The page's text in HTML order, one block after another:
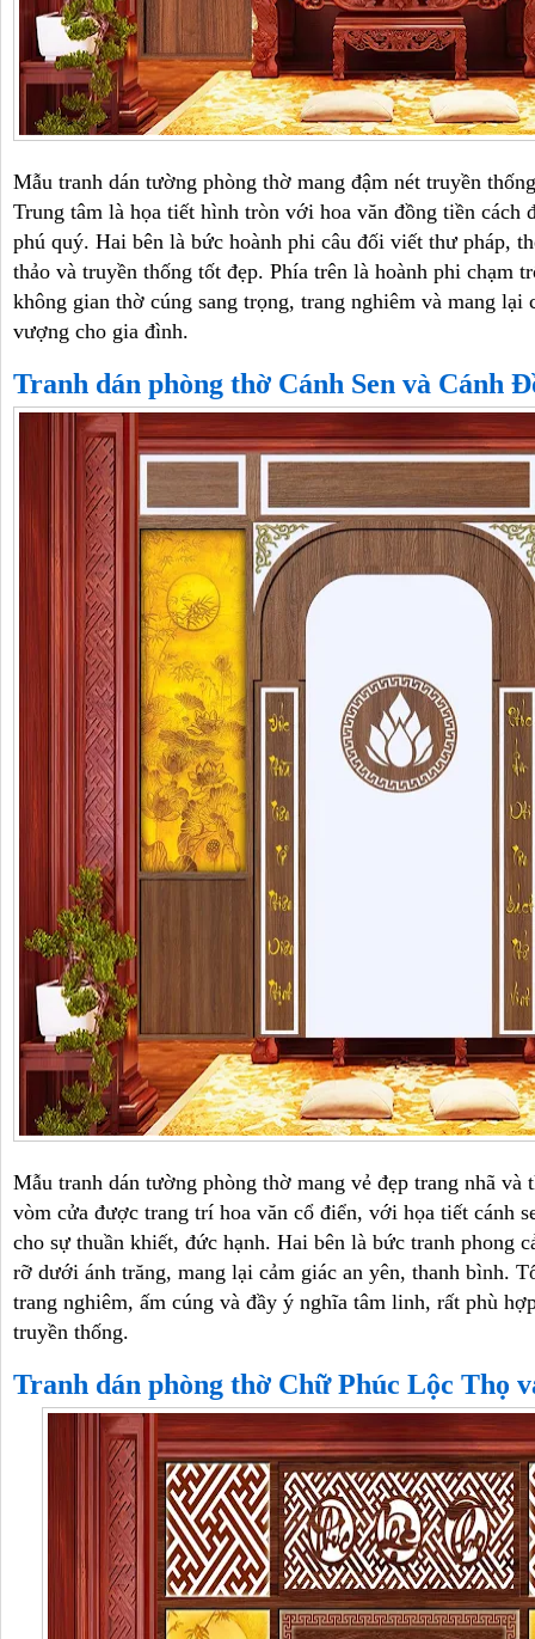
Mẫu tranh dán tường phòng thờ mang đậm nét truyền
Trung tâm là họa tiết hình tròn với hoa văn đồng tiền cách
phú quý. Hai bên là bức hoành phi câu đối viết thư pháp,
thảo và truyền thống tốt đẹp. Phía trên là hoành phi chạm
không gian thờ cúng sang trọng, trang nghiêm và mang lại
vượng cho gia đình.
Tranh dán phòng thờ Cánh Sen và Cánh
Mẫu tranh dán tường phòng thờ mang vẻ đẹp trang nhã và
vòm cửa được trang trí hoa văn cổ điển, với họa tiết cánh
cho sự thuần khiết, đức hạnh. Hai bên là bức tranh phong
rỡ dưới ánh trăng, mang lại cảm giác an yên, thanh bình.
trang nghiêm, ấm cúng và đầy ý nghĩa tâm linh, rất phù
truyền thống.
Tranh dán phòng thờ Chữ Phúc Lộc Thọ